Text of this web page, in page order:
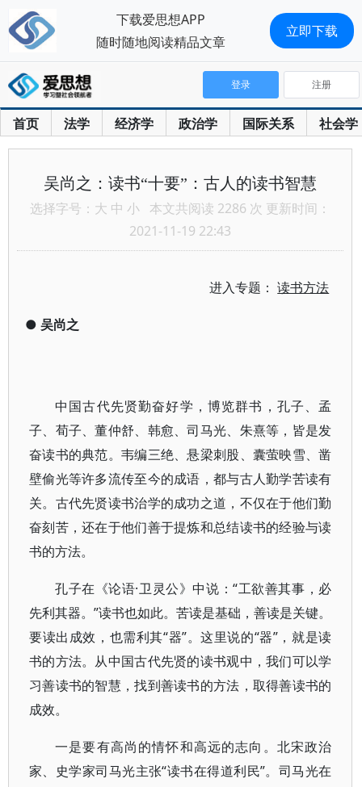
首页 法学 经济学 政治学 国际关系 社会学
登录 注册
吴尚之：读书“十要”：古人的读书智慧
选择字号： 大 中 小 本文共阅读 2286 次 更新时间：
2021-11-19 22:43
进入专题：读书方法
● 吴尚之
中国古代先贤勤奋好学，博览群书，孔子、孟
子、荀子、董仲舒、韩愈、司马光、朱熹等，皆是发
奋读书的典范。韦编三绝、悬梁刺股、囊萤映雪、凿
壁偷光等许多流传至今的成语，都与古人勤学苦读有
关。古代先贤读书治学的成功之道，不仅在于他们勤
奋刻苦，还在于他们善于提炼和总结读书的经验与读
书的方法。
孔子在《论语·卫灵公》中说：“工欲善其事，必
先利其器。”读书也如此。苦读是基础，善读是关键。
要读出成效，也需利其“器”。这里说的“器”，就是读
书的方法。从中国古代先贤的读书观中，我们可以学
习善读书的智慧，找到善读书的方法，取得善读书的
成效。
一是要有高尚的情怀和高远的志向。北宋政治
家、史学家司马光主张“读书在得道利民”。司马光在
下载爱思想APP
随时随地阅读精品文章
立即下载